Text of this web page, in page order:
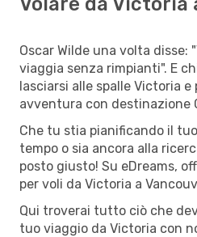
Oscar Wilde una volta disse:
viaggia senza rimpianti". E
lasciarsi alle spalle Victoria
avventura con destinazione
Che tu stia pianificando il
tempo o sia ancora alla
posto giusto! Su eDreams,
per voli da Victoria a
Qui troverai tutto ciò che
tuo viaggio da Victoria con